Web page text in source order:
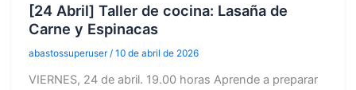
[24 Abril] Taller de cocina: Lasaña de
Carne y Espinacas
abastossuperuser/10 de abril de 2026
VIERNES, 24 de abril. 19.00 horas Aprende a preparar